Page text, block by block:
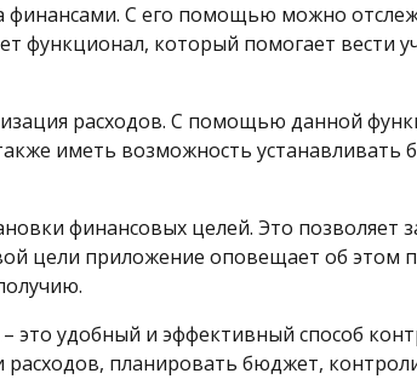
финансами. С его помощью можно
который помогает вести
расходов. С помощью данной
иметь возможность устанавливать
финансовых целей. Это позволяет
цели приложение оповещает об этом
удобный и эффективный способ
планировать бюджет,